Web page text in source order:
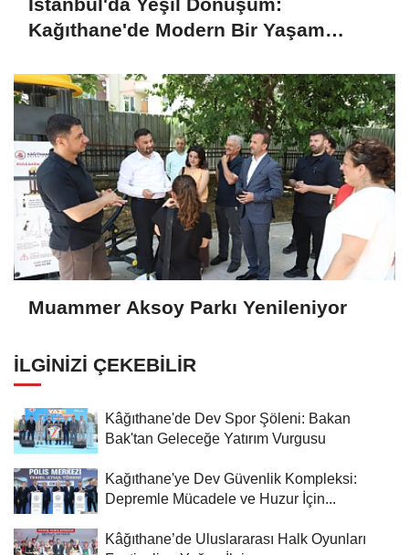
İstanbul'da Yeşil Dönüşüm:
Kağıthane'de Modern Bir Yaşam
Muammer Aksoy Parkı Yenileniyor
İLGINIZI ÇEKEBILIR
Kâğıthane'de Dev Spor Şöleni: Bakan
Bak'tan Geleceğe Yatırım Vurgusu
Kağıthane'ye Dev Güvenlik Kompleksi:
Depremle Mücadele ve Huzur İçin...
Kâğıthane’de Uluslararası Halk Oyunları